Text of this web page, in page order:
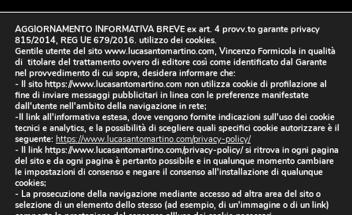
I nostri Progetti
Riepilogo Contatti
Centro Il Faro, Via Nazionale delle Puglie 7 Casalnuovo
di Napoli (NA)
(+39) 346.74.777.74
info [at] lucasantomartino.com
AGGIORNAMENTO INFORMATIVA BREVE ex art. 4 provv.to garante privacy
815/2014, REG UE 679/2016. utilizzo dei cookies.
Gentile utente del sito www.lucasantomartino.com, Vincenzo Formicola in qualità
di titolare del trattamento ovvero di editore così come identificato dal Garante
nel provvedimento di cui sopra, desidera informare che:
- Il sito https://www.lucasantomartino.com non utilizza cookie di profilazione al
fine di inviare messaggi pubblicitari in linea con le preferenze manifestate
dall'utente nell'ambito della navigazione in rete;
-Il link all'informativa estesa, dove vengono fornite indicazioni sull'uso dei cookie
tecnici e analytics, e la possibilità di scegliere quali specifici cookie autorizzare è il
seguente: https://www.lucasantomartino.com/privacy-policy/
- Il link https://www.lucasantomartino.com/privacy-policy/ si ritrova in ogni pagina
del sito e da ogni pagina è pertanto possibile e in qualunque momento cambiare
le impostazioni di consenso e negare il consenso all'installazione di qualunque
cookies;
- La prosecuzione della navigazione mediante accesso ad altra area del sito o
selezione di un elemento dello stesso (ad esempio, di un'immagine o di un link)